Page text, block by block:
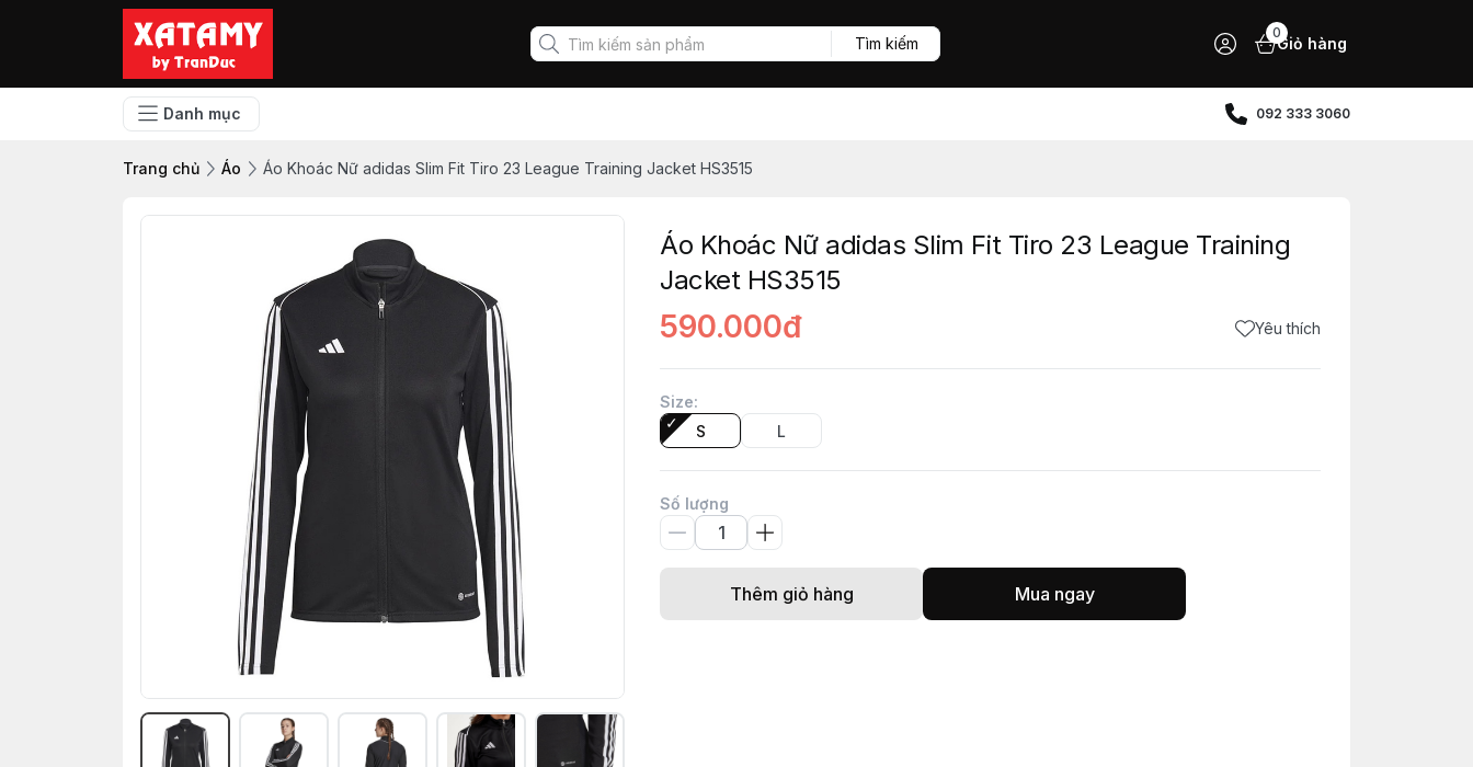
Tìm kiếm
0
Giỏ hàng
Danh mục 092 333 3060
Trang chủ Áo Áo Khoác Nữ adidas Slim Fit Tiro 23 League Training Jacket HS3515
Áo Khoác Nữ adidas Slim Fit Tiro 23 League Training
Jacket HS3515
590.000đ Yêu thích
Size:
S
L
Số lượng
Thêm giỏ hàng Mua ngay